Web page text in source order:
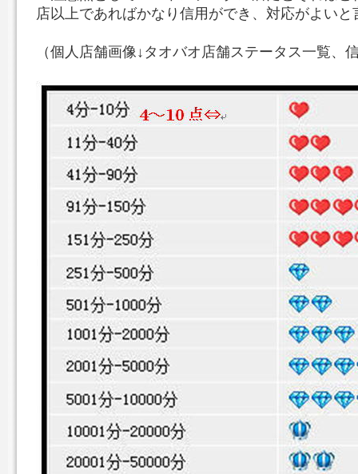
店以上であればかなり信用ができ、対応がよい
（個人店舗画像↓タオバオ店舗ステータス一覧、